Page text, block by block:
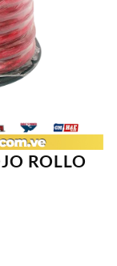
ROLLO